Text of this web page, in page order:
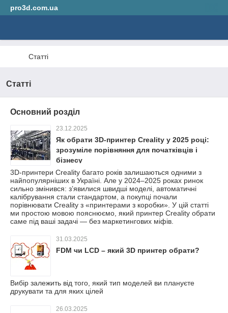
pro3d.com.ua
Статті
Статті
Основний розділ
23.12.2025
Як обрати 3D‑принтер Creality у 2025 році:
зрозуміле порівняння для початківців і
бізнесу
3D‑принтери Creality багато років залишаються одними з
найпопулярніших в Україні. Але у 2024–2025 роках ринок
сильно змінився: зʼявилися швидші моделі, автоматичні
калібрування стали стандартом, а покупці почали
порівнювати Creality з «принтерами з коробки». У цій статті
ми простою мовою пояснюємо, який принтер Creality обрати
саме під ваші задачі — без маркетингових міфів.
31.03.2025
FDM чи LCD – який 3D принтер обрати?
Вибір залежить від того, який тип моделей ви плануєте
друкувати та для яких цілей
26.03.2025